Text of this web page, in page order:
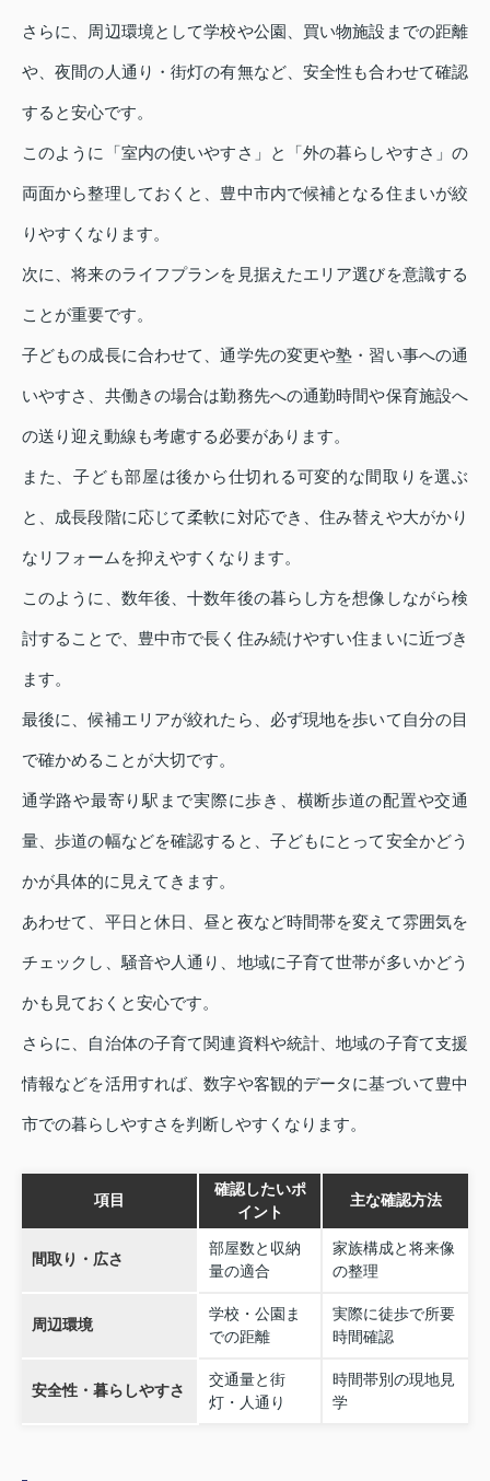
さらに、周辺環境として学校や公園、買い物施設までの距離
や、夜間の人通り・街灯の有無など、安全性も合わせて確認
すると安心です。
このように「室内の使いやすさ」と「外の暮らしやすさ」の
両面から整理しておくと、豊中市内で候補となる住まいが絞
りやすくなります。
次に、将来のライフプランを見据えたエリア選びを意識する
ことが重要です。
子どもの成長に合わせて、通学先の変更や塾・習い事への通
いやすさ、共働きの場合は勤務先への通勤時間や保育施設へ
の送り迎え動線も考慮する必要があります。
また、子ども部屋は後から仕切れる可変的な間取りを選ぶ
と、成長段階に応じて柔軟に対応でき、住み替えや大がかり
なリフォームを抑えやすくなります。
このように、数年後、十数年後の暮らし方を想像しながら検
討することで、豊中市で長く住み続けやすい住まいに近づき
ます。
最後に、候補エリアが絞れたら、必ず現地を歩いて自分の目
で確かめることが大切です。
通学路や最寄り駅まで実際に歩き、横断歩道の配置や交通
量、歩道の幅などを確認すると、子どもにとって安全かどう
かが具体的に見えてきます。
あわせて、平日と休日、昼と夜など時間帯を変えて雰囲気を
チェックし、騒音や人通り、地域に子育て世帯が多いかどう
かも見ておくと安心です。
さらに、自治体の子育て関連資料や統計、地域の子育て支援
情報などを活用すれば、数字や客観的データに基づいて豊中
市での暮らしやすさを判断しやすくなります。
項目
確認したいポ
イント
主な確認方法
間取り・広さ
部屋数と収納
量の適合
家族構成と将来像
の整理
周辺環境
学校・公園ま
での距離
実際に徒歩で所要
時間確認
安全性・暮らしやすさ
交通量と街
灯・人通り
時間帯別の現地見
学